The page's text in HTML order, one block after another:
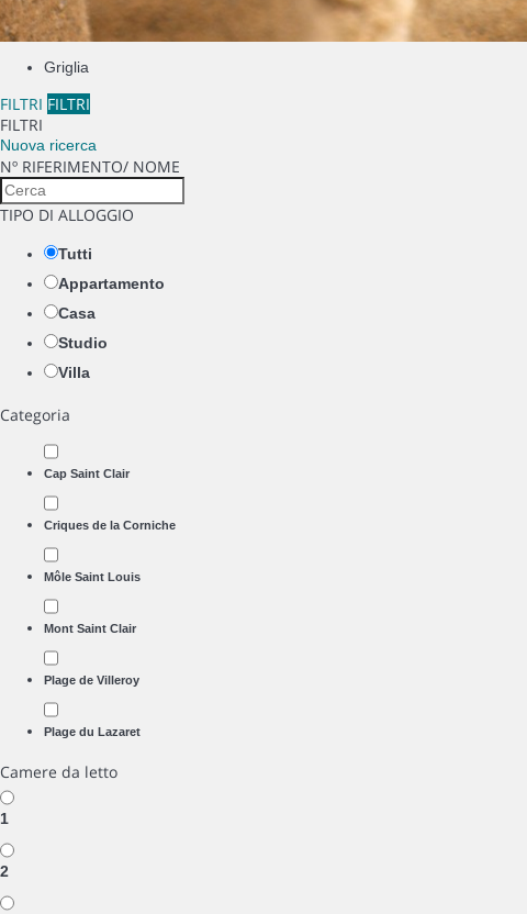
Griglia
FILTRI FILTRI
FILTRI
Nuova ricerca
Nº RIFERIMENTO/ NOME
TIPO DI ALLOGGIO
Tutti
Appartamento
Casa
Studio
Villa
Categoria
Cap Saint Clair
Criques de la Corniche
Môle Saint Louis
Mont Saint Clair
Plage de Villeroy
Plage du Lazaret
Camere da letto
1
2